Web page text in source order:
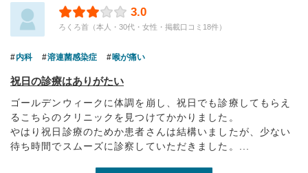
3.0
ろくろ首（本人・30代・女性・掲載口コミ18件）
内科 溶連菌感染症 喉が痛い
祝日の診療はありがたい
ゴールデンウィークに体調を崩し、祝日でも診療してもらえ
るこちらのクリニックを見つけてかかりました。
やはり祝日診療のためか患者さんは結構いましたが、少ない
待ち時間でスムーズに診察していただきました。...